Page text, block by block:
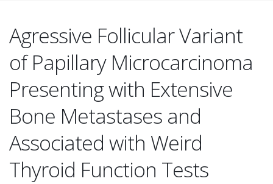
Agressive Follicular Variant
of Papillary Microcarcinoma
Presenting with Extensive
Bone Metastases and
Associated with Weird
Thyroid Function Tests